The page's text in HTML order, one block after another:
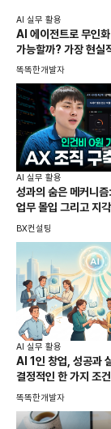
AI 실무 활용
AI 에이전트로 무인
가능할까? 가장 현실
총정리
똑똑한개발자
AI 실무 활용
성과의 숨은 메커니
업무 몰입 그리고 지
BX컨설팅
AI 실무 활용
AI 1인 창업, 성공과
결정적인 한 가지 조건
똑똑한개발자